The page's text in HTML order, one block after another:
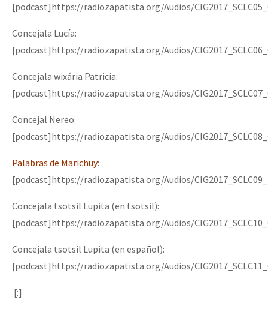
[podcast]https://radiozapatista.org/Audios/
Concejala Lucía:
[podcast]https://radiozapatista.org/Audios/
Concejala wixária Patricia:
[podcast]https://radiozapatista.org/Audios/
Concejal Nereo:
[podcast]https://radiozapatista.org/Audios/
Palabras de Marichuy:
[podcast]https://radiozapatista.org/Audios/
Concejala tsotsil Lupita (en tsotsil):
[podcast]https://radiozapatista.org/Audios/
Concejala tsotsil Lupita (en español):
[podcast]https://radiozapatista.org/Audios/
[:]